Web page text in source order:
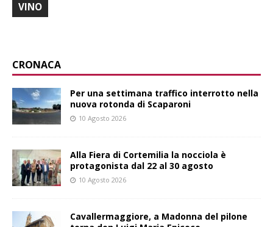
VINO
CRONACA
Per una settimana traffico interrotto nella
nuova rotonda di Scaparoni
10 Agosto 2026
Alla Fiera di Cortemilia la nocciola è
protagonista dal 22 al 30 agosto
10 Agosto 2026
Cavallermaggiore, a Madonna del pilone